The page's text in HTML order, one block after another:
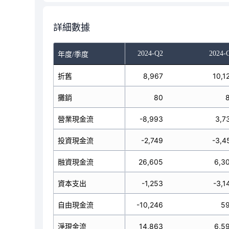
詳細數據
年度/季度
2024-Q1 2024-Q2 2024-
折舊
攤銷
營業現金流
投資現金流
融資現金流
資本支出
自由現金流
淨現金流
8,967
80
-1,748 -8,993
-586 -2,749 -
1,367 26,605
-814 -1,253 -
-2,562 -10,246
-967 14,863